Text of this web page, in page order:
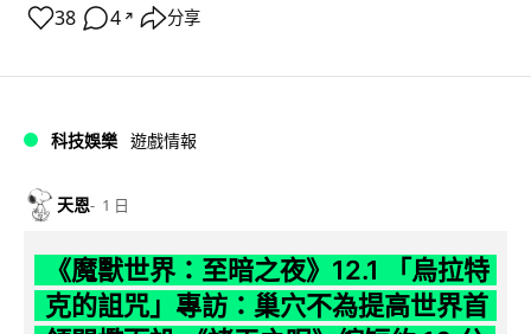
38 4 ↗ 分享
科技娛樂 遊戲情報
天恩 1 日
《魔獸世界：至暗之夜》12.1 「烏拉特
克的詛咒」專訪：巢穴不為提高世界首